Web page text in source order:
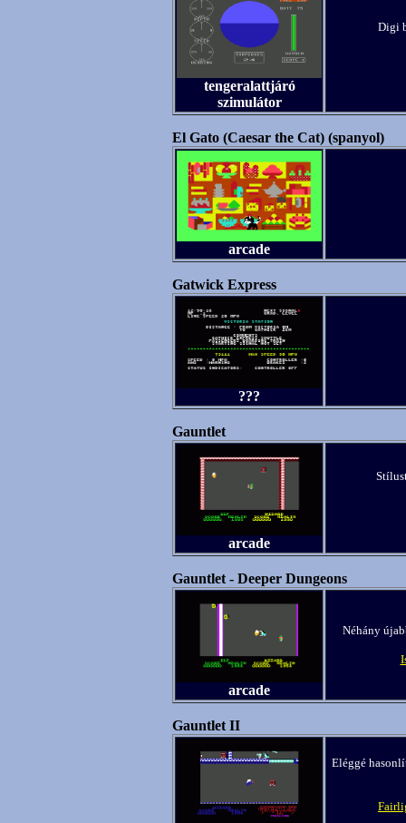
tengeralattjáró
szimulátor
Digi
El Gato (Caesar the Cat) (spanyol)
arcade
Gatwick Express
???
Gauntlet
arcade
Gauntlet - Deeper Dungeons
arcade
Néhány
Gauntlet II
Eléggé